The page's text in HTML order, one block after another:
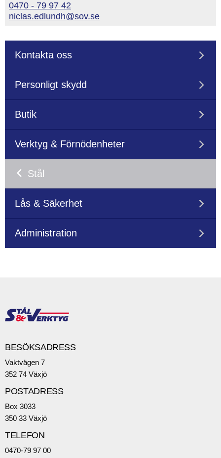
0470 - 79 97 42
niclas.edlundh@sov.se
Kontakta oss
Personligt skydd
Butik
Verktyg & Förnödenheter
Stål
Lås & Säkerhet
Administration
BESÖKSADRESS
Vaktvägen 7
352 74 Växjö
POSTADRESS
Box 3033
350 33 Växjö
TELEFON
0470-79 97 00